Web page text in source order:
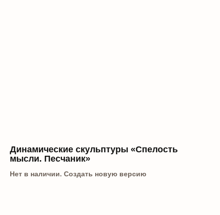
Динамические скульптуры «Спелость
мысли. Песчаник»